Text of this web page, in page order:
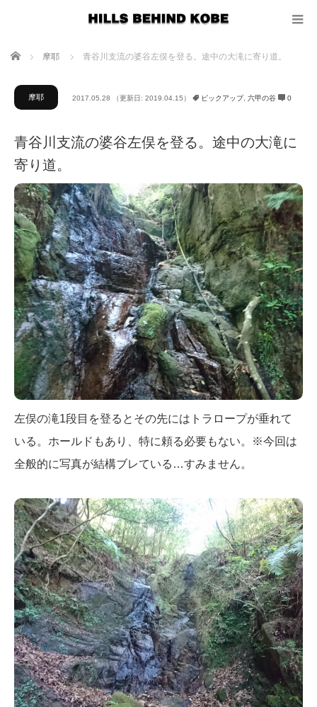
ホーム 摩耶 青谷川支流の婆谷左俣を登る。途中の大滝に寄り道。
摩耶 2017.05.28 （更新日: 2019.04.15） ピックアップ, 六甲の谷 0
青谷川支流の婆谷左俣を登る。途中の大滝に
寄り道。
左俣の滝1段目を登るとその先にはトラロープが垂れて
いる。ホールドもあり、特に頼る必要もない。※今回は
全般的に写真が結構ブレている…すみません。